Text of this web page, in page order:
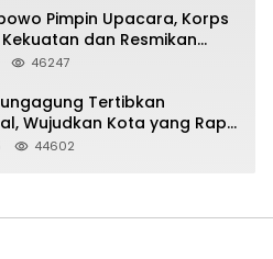
Pimpin Upacara, Korps
dan Resmikan
46247
Tertibkan
Wujudkan Kota yang Rapi
44602